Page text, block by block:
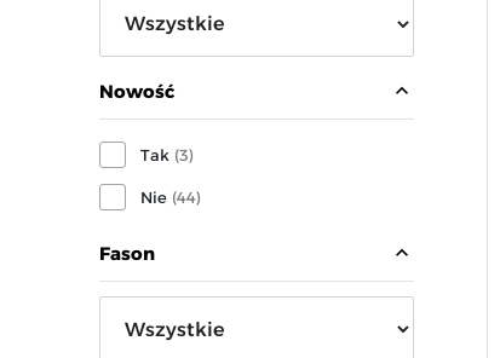
Nowość expand_less
Tak (3)
Nie (44)
Fason expand_less